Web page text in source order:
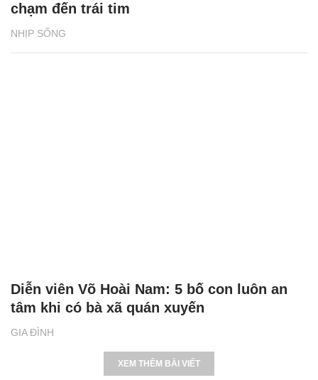
NHỊP SỐNG
chạm đến trái tim
GIA ĐÌNH
Diễn viên Võ Hoài Nam: 5 bố con luôn an
tâm khi có bà xã quán xuyến
XEM THÊM BÀI VIẾT